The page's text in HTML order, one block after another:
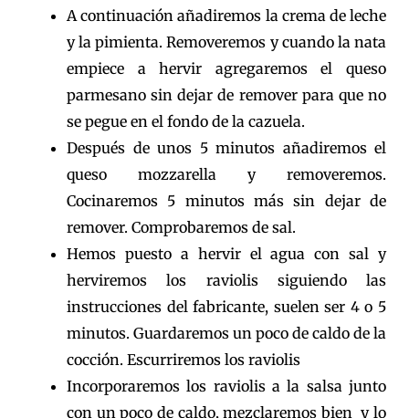
A continuación añadiremos la crema de leche
y la pimienta. Removeremos y cuando la nata
empiece a hervir agregaremos el queso
parmesano sin dejar de remover para que no
se pegue en el fondo de la cazuela.
Después de unos 5 minutos añadiremos el
queso mozzarella y removeremos.
Cocinaremos 5 minutos más sin dejar de
remover. Comprobaremos de sal.
Hemos puesto a hervir el agua con sal y
herviremos los raviolis siguiendo las
instrucciones del fabricante, suelen ser 4 o 5
minutos. Guardaremos un poco de caldo de la
cocción. Escurriremos los raviolis
Incorporaremos los raviolis a la salsa junto
con un poco de caldo, mezclaremos bien y lo